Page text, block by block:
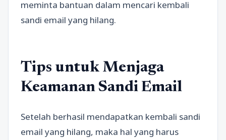
meminta bantuan dalam mencari kembali
sandi email yang hilang.
Tips untuk Menjaga
Keamanan Sandi Email
Setelah berhasil mendapatkan kembali sandi
email yang hilang, maka hal yang harus